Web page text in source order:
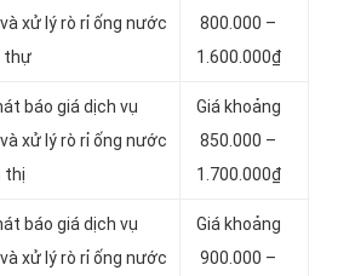
xử lý rò rỉ ống nước
thự
800.000 –
1.600.000₫
báo giá dịch vụ
xử lý rò rỉ ống nước
thị
Giá khoảng
850.000 –
1.700.000₫
báo giá dịch vụ
xử lý rò rỉ ống nước
Giá khoảng
900.000 –